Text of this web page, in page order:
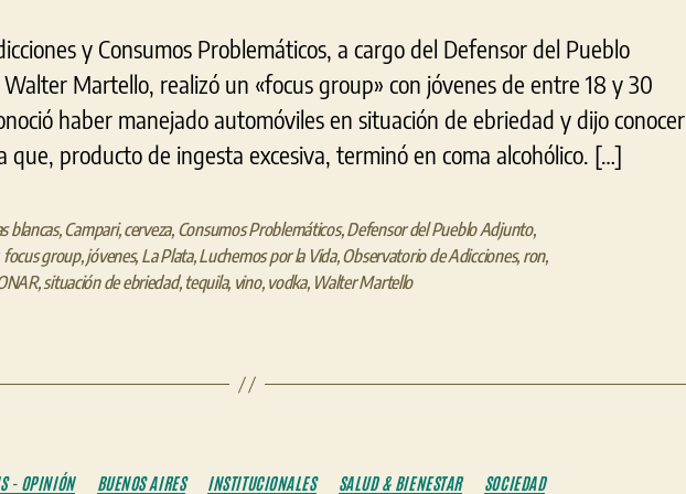
y Consumos Problemáticos, a cargo del Defensor del Pueblo
Martello, realizó un «focus group» con jóvenes de entre 18 y 30
haber manejado automóviles en situación de ebriedad y dijo conocer
que, producto de ingesta excesiva, terminó en coma alcohólico. […]
blancas,Campari,cerveza, Consumos Problemáticos,Defensor del Pueblo Adjunto,
focus group,jóvenes, La Plata,Luchemos por la Vida,Observatorio de Adicciones, ron,
,situación de ebriedad, tequila, vino, vodka, Walter Martello
Categorías
- OPINIÓN BUENOS AIRES INSTITUCIONALES SALUD & BIENESTAR SOCIEDAD